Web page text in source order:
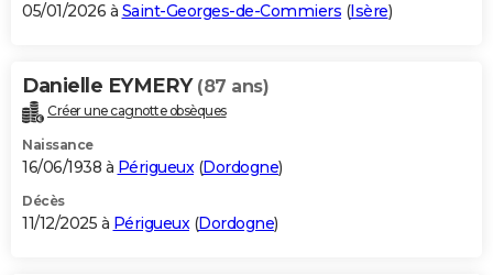
05/01/2026 à Saint-Georges-de-Commiers (Isère)
Danielle EYMERY (87 ans)
Créer une cagnotte obsèques
Naissance
16/06/1938 à Périgueux(Dordogne)
Décès
11/12/2025 à Périgueux(Dordogne)